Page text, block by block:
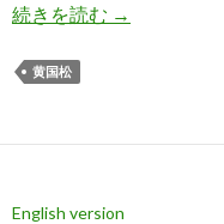
続きを読む 黄国松氏:
→
黄国松
English version